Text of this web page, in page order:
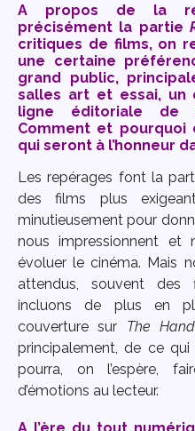
A propos de la
précisément la partie
critiques de films, on
une certaine
grand public,
salles art et essai, un
ligne éditoriale de
Comment et pourquoi
qui seront à l’honneur
Les repérages font la
des films plus
minutieusement pour
nous impressionnent et
évoluer le cinéma. Mais
attendus, souvent des
incluons de plus en
couverture sur The
principalement, de ce
pourra, on l’espère,
d’émotions au lecteur.